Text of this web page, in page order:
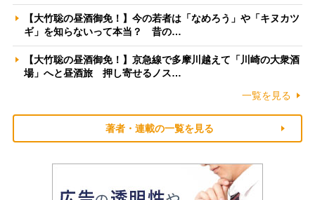
【大竹聡の昼酒御免！】今の若者は「なめろう」や「キヌカツ
ギ」を知らないって本当？ 昔の…
【大竹聡の昼酒御免！】京急線で多摩川越えて「川崎の大衆酒
場」へと昼酒旅 押し寄せるノス…
一覧を見る
著者・連載の一覧を見る